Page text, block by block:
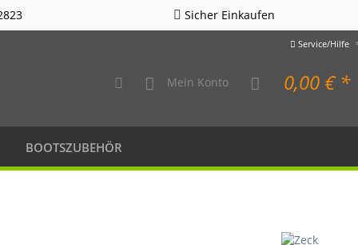
Sicher Einkaufen
Service/Hilfe
Mein Konto 0,00 € *
BOOTSZUBEHÖR